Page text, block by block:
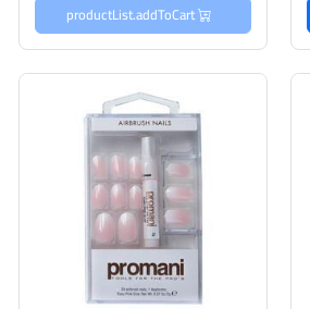
productList.addToCart